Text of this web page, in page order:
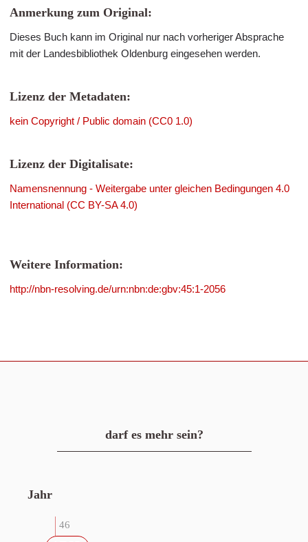
Anmerkung zum Original:
Dieses Buch kann im Original nur nach vorheriger Absprache
mit der Landesbibliothek Oldenburg eingesehen werden.
Lizenz der Metadaten:
kein Copyright / Public domain (CC0 1.0)
Lizenz der Digitalisate:
Namensnennung - Weitergabe unter gleichen Bedingungen 4.0
International (CC BY-SA 4.0)
Weitere Information:
http://nbn-resolving.de/urn:nbn:de:gbv:45:1-2056
darf es mehr sein?
Jahr
46